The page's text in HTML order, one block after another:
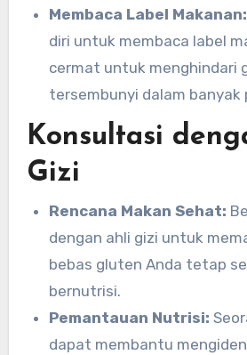
Membaca Label Makanan:
diri untuk membaca label
cermat untuk menghindari
tersembunyi dalam banyak
Konsultasi
Gizi
Rencana Makan Sehat:
dengan ahli gizi untuk
bebas gluten Anda tetap
bernutrisi.
Pemantauan Nutrisi:
dapat membantu